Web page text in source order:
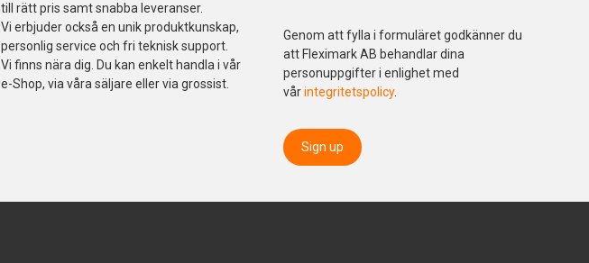
till rätt pris samt snabba leveranser.
Vi erbjuder också en unik produktkunskap,
personlig service och fri teknisk support.
Vi finns nära dig. Du kan enkelt handla i vår
e-Shop, via våra säljare eller via grossist.
Genom att fylla i formuläret godkänner du
att Fleximark AB behandlar dina
personuppgifter i enlighet med
vårintegritetspolicy.
Sign up